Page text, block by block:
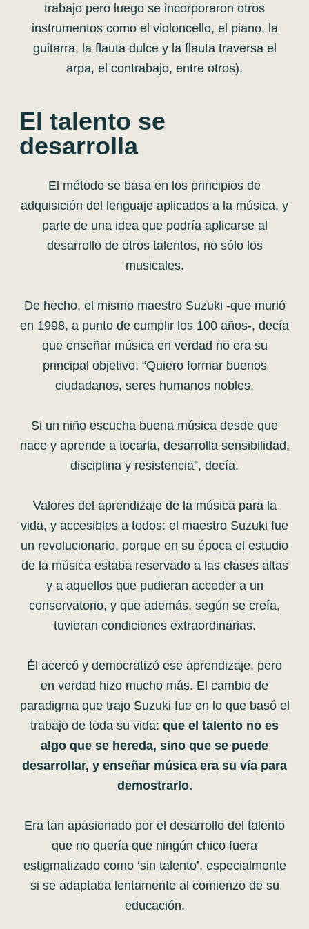
trabajo pero luego se incorporaron otros
instrumentos como el violoncello, el piano, la
guitarra, la flauta dulce y la flauta traversa el
arpa, el contrabajo, entre otros).
El talento se
desarrolla
El método se basa en los principios de
adquisición del lenguaje aplicados a la música, y
parte de una idea que podría aplicarse al
desarrollo de otros talentos, no sólo los
musicales.
De hecho, el mismo maestro Suzuki -que murió
en 1998, a punto de cumplir los 100 años-, decía
que enseñar música en verdad no era su
principal objetivo. “Quiero formar buenos
ciudadanos, seres humanos nobles.
Si un niño escucha buena música desde que
nace y aprende a tocarla, desarrolla sensibilidad,
disciplina y resistencia”, decía.
Valores del aprendizaje de la música para la
vida, y accesibles a todos: el maestro Suzuki fue
un revolucionario, porque en su época el estudio
de la música estaba reservado a las clases altas
y a aquellos que pudieran acceder a un
conservatorio, y que además, según se creía,
tuvieran condiciones extraordinarias.
Él acercó y democratizó ese aprendizaje, pero
en verdad hizo mucho más. El cambio de
paradigma que trajo Suzuki fue en lo que basó el
trabajo de toda su vida: que el talento no es
algo que se hereda, sino que se puede
desarrollar, y enseñar música era su vía para
demostrarlo.
Era tan apasionado por el desarrollo del talento
que no quería que ningún chico fuera
estigmatizado como ‘sin talento’, especialmente
si se adaptaba lentamente al comienzo de su
educación.